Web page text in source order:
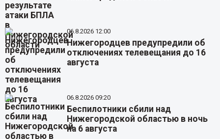
06.8.2026 12:00
Нижегородцев предупредили об
отключениях телевещания до 16
августа
06.8.2026 09:20
Беспилотники сбили над
Нижегородской областью в ночь
на 6 августа